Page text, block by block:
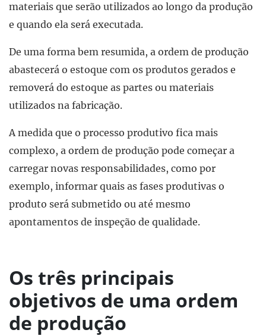
materiais que serão utilizados ao longo da produção
e quando ela será executada.
De uma forma bem resumida, a ordem de produção
abastecerá o estoque com os produtos gerados e
removerá do estoque as partes ou materiais
utilizados na fabricação.
A medida que o processo produtivo fica mais
complexo, a ordem de produção pode começar a
carregar novas responsabilidades, como por
exemplo, informar quais as fases produtivas o
produto será submetido ou até mesmo
apontamentos de inspeção de qualidade.
Os três principais
objetivos de uma ordem
de produção